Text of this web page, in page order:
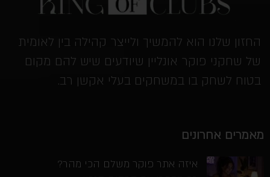
החזון שלנו הוא להמשיך ולייצר קהילה בין לאומית
של שחקני פוקר אונליין שיודעים שיש להם מקום
בטוח לשחק בו במשחקים בעלי אקשן רב.
מאמרים אחרונים
איזה אתר פוקר משלם הכי מהר?